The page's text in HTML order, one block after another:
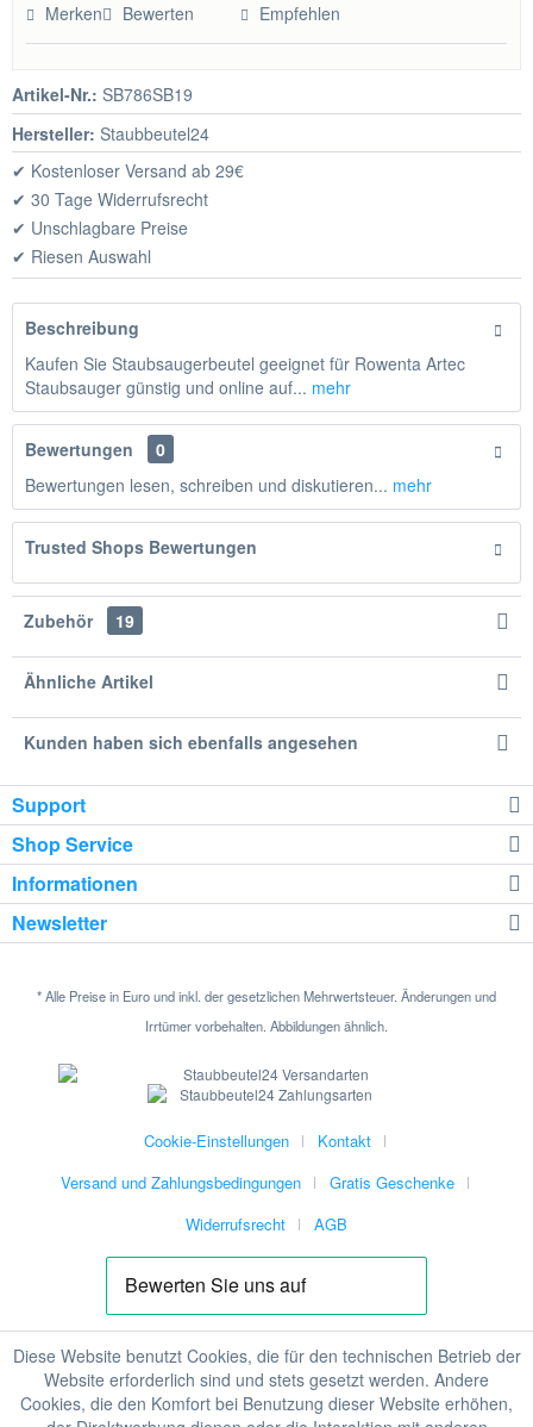
Merken Bewerten Empfehlen
Artikel-Nr.: SB786SB19
Hersteller: Staubbeutel24
✔ Kostenloser Versand ab 29€
✔ 30 Tage Widerrufsrecht
✔ Unschlagbare Preise
✔ Riesen Auswahl
Beschreibung
Kaufen Sie Staubsaugerbeutel geeignet für Rowenta Artec
Staubsauger günstig und online auf... mehr
Bewertungen
0
Bewertungen lesen, schreiben und diskutieren... mehr
Trusted Shops Bewertungen
Zubehör 19
Ähnliche Artikel
Kunden haben sich ebenfalls angesehen
Support
Shop Service
Informationen
Newsletter
* Alle Preise in Euro und inkl. der gesetzlichen Mehrwertsteuer. Änderungen und
Irrtümer vorbehalten. Abbildungen ähnlich.
Cookie-Einstellungen
Kontakt
Versand und Zahlungsbedingungen
Gratis Geschenke
Widerrufsrecht
AGB
Diese Website benutzt Cookies, die für den technischen Betrieb der
Website erforderlich sind und stets gesetzt werden. Andere
Cookies, die den Komfort bei Benutzung dieser Website erhöhen,